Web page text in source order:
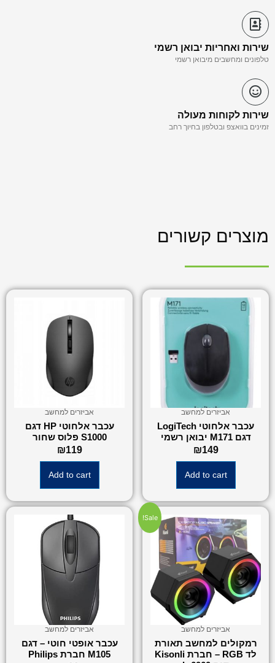
שירות ואחריות יבואן רשמי
טלפונים ומחשבים מיבואן רשמי
שירות לקוחות מעולה
זמינים בוואצפ ובטלפון בחיוך רחב
מוצרים קשורים
אביזרים למחשב
עכבר אלחוטי LogiTech
דגם M171 יבואן רשמי
₪149
Add to cart
אביזרים למחשב
עכבר אלחוטי HP דגם
S1000 פלוס שחור
₪119
Add to cart
Sale!
אביזרים למחשב
רמקולים למחשב תאורת
לד RGB – חברת Kisonli
אביזרים למחשב
עכבר אופטי חוטי – דגם
M105 חברת Philips